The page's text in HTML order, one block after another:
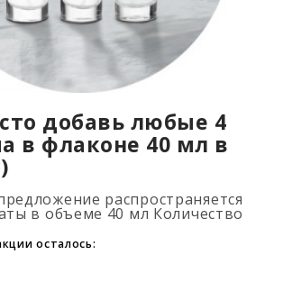
добавь любые 4
в флаконе 40 мл в
распространяется
в объеме 40 мл Количество
что бы воспользовать..
осталось: